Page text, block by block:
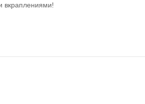
вкраплениями!